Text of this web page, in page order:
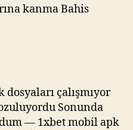
kanma Bahis
çalışmıyor
Sonunda
— 1xbet mobil apk